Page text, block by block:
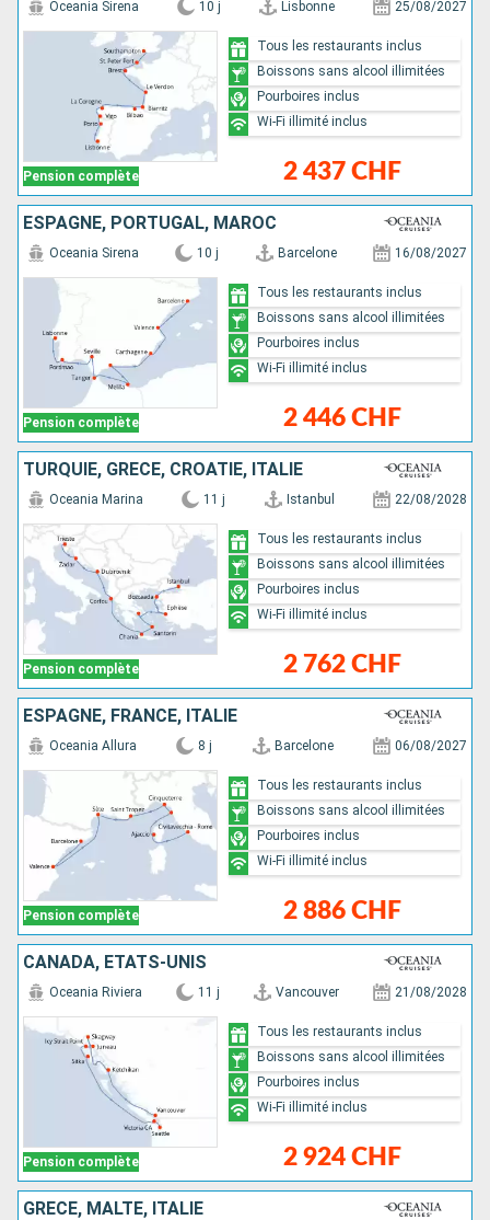
Pension complète
Oceania Sirena 10 j Lisbonne 25/08/2027
2 437 CHF
Tous les restaurants inclus
Boissons sans alcool illimitées
Pourboires inclus
Wi-Fi illimité inclus
ESPAGNE, PORTUGAL, MAROC
Pension complète
Oceania Sirena 10 j Barcelone 16/08/2027
2 446 CHF
Tous les restaurants inclus
Boissons sans alcool illimitées
Pourboires inclus
Wi-Fi illimité inclus
TURQUIE, GRÈCE, CROATIE, ITALIE
Pension complète
Oceania Marina 11 j Istanbul 22/08/2028
2 762 CHF
Tous les restaurants inclus
Boissons sans alcool illimitées
Pourboires inclus
Wi-Fi illimité inclus
ESPAGNE, FRANCE, ITALIE
Pension complète
Oceania Allura 8 j Barcelone 06/08/2027
2 886 CHF
Tous les restaurants inclus
Boissons sans alcool illimitées
Pourboires inclus
Wi-Fi illimité inclus
CANADA, ÉTATS-UNIS
Pension complète
Oceania Riviera 11 j Vancouver 21/08/2028
2 924 CHF
Tous les restaurants inclus
Boissons sans alcool illimitées
Pourboires inclus
Wi-Fi illimité inclus
GRÈCE, MALTE, ITALIE